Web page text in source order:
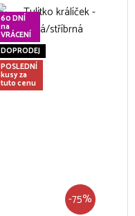
60 DNÍ
na
VRÁCENÍ
DOPRODEJ
POSLEDNÍ
kusy za
tuto cenu
-75%